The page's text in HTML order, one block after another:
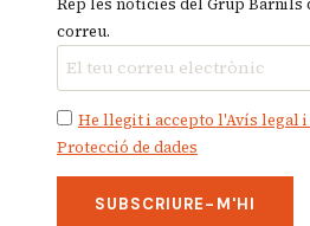
correu.
He llegit i accepto l'Avís legal
Protecció de dades